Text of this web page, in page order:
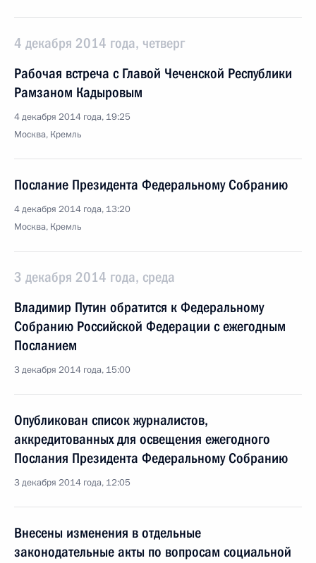
4 декабря 2014 года, четверг
Рабочая встреча с Главой Чеченской Республики
Рамзаном Кадыровым
4 декабря 2014 года, 19:25
Москва, Кремль
Послание Президента Федеральному Собранию
4 декабря 2014 года, 13:20
Москва, Кремль
3 декабря 2014 года, среда
Владимир Путин обратится к Федеральному
Собранию Российской Федерации с ежегодным
Посланием
3 декабря 2014 года, 15:00
Опубликован список журналистов,
аккредитованных для освещения ежегодного
Послания Президента Федеральному Собранию
3 декабря 2014 года, 12:05
Внесены изменения в отдельные
законодательные акты по вопросам социальной